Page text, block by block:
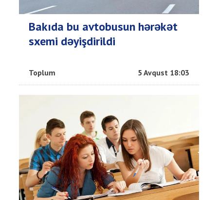
Bakıda bu avtobusun hərəkət
sxemi dəyişdirildi
Toplum 5 Avqust 18:03